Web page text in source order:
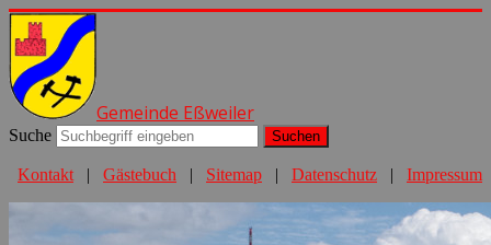
Gemeinde Eßweiler
Suche Suchen
Kontakt | Gästebuch | Sitemap | Datenschutz | Impressum